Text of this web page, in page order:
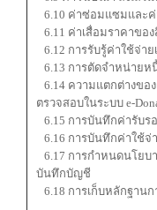
6.10 ค่าซ่อมแซมและค่
6.11 ค่าเสื่อมราคาขอ
6.12 การรับรู้ค่าใช้จ่า
6.13 การตัดจำหน่าย
6.14 ความแตกต่างขอ
ตรวจสอบในระบบ e-
6.15 การบันทึกค่ารับร
6.16 การบันทึกค่าใช้จ่
6.17 การกำหนดนโยบ
บันทึกบัญชี
6.18 การเก็บหลักฐาน